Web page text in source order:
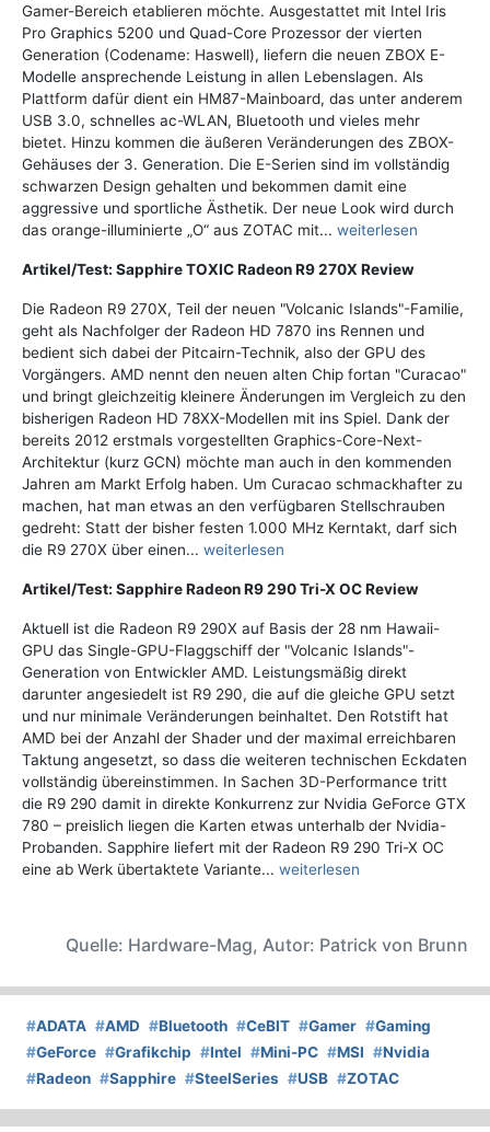
Gamer-Bereich etablieren möchte. Ausgestattet mit Intel Iris
Pro Graphics 5200 und Quad-Core Prozessor der vierten
Generation (Codename: Haswell), liefern die neuen ZBOX E-
Modelle ansprechende Leistung in allen Lebenslagen. Als
Plattform dafür dient ein HM87-Mainboard, das unter anderem
USB 3.0, schnelles ac-WLAN, Bluetooth und vieles mehr
bietet. Hinzu kommen die äußeren Veränderungen des ZBOX-
Gehäuses der 3. Generation. Die E-Serien sind im vollständig
schwarzen Design gehalten und bekommen damit eine
aggressive und sportliche Ästhetik. Der neue Look wird durch
das orange-illuminierte „O“ aus ZOTAC mit... weiterlesen
Artikel/Test: Sapphire TOXIC Radeon R9 270X Review
Die Radeon R9 270X, Teil der neuen "Volcanic Islands"-Familie,
geht als Nachfolger der Radeon HD 7870 ins Rennen und
bedient sich dabei der Pitcairn-Technik, also der GPU des
Vorgängers. AMD nennt den neuen alten Chip fortan "Curacao"
und bringt gleichzeitig kleinere Änderungen im Vergleich zu den
bisherigen Radeon HD 78XX-Modellen mit ins Spiel. Dank der
bereits 2012 erstmals vorgestellten Graphics-Core-Next-
Architektur (kurz GCN) möchte man auch in den kommenden
Jahren am Markt Erfolg haben. Um Curacao schmackhafter zu
machen, hat man etwas an den verfügbaren Stellschrauben
gedreht: Statt der bisher festen 1.000 MHz Kerntakt, darf sich
die R9 270X über einen... weiterlesen
Artikel/Test: Sapphire Radeon R9 290 Tri-X OC Review
Aktuell ist die Radeon R9 290X auf Basis der 28 nm Hawaii-
GPU das Single-GPU-Flaggschiff der "Volcanic Islands"-
Generation von Entwickler AMD. Leistungsmäßig direkt
darunter angesiedelt ist R9 290, die auf die gleiche GPU setzt
und nur minimale Veränderungen beinhaltet. Den Rotstift hat
AMD bei der Anzahl der Shader und der maximal erreichbaren
Taktung angesetzt, so dass die weiteren technischen Eckdaten
vollständig übereinstimmen. In Sachen 3D-Performance tritt
die R9 290 damit in direkte Konkurrenz zur Nvidia GeForce GTX
780 – preislich liegen die Karten etwas unterhalb der Nvidia-
Probanden. Sapphire liefert mit der Radeon R9 290 Tri-X OC
eine ab Werk übertaktete Variante... weiterlesen
Quelle: Hardware-Mag, Autor: Patrick von Brunn
#ADATA #AMD #Bluetooth #CeBIT #Gamer #Gaming
#GeForce #Grafikchip #Intel #Mini-PC #MSI #Nvidia
#Radeon #Sapphire #SteelSeries #USB #ZOTAC